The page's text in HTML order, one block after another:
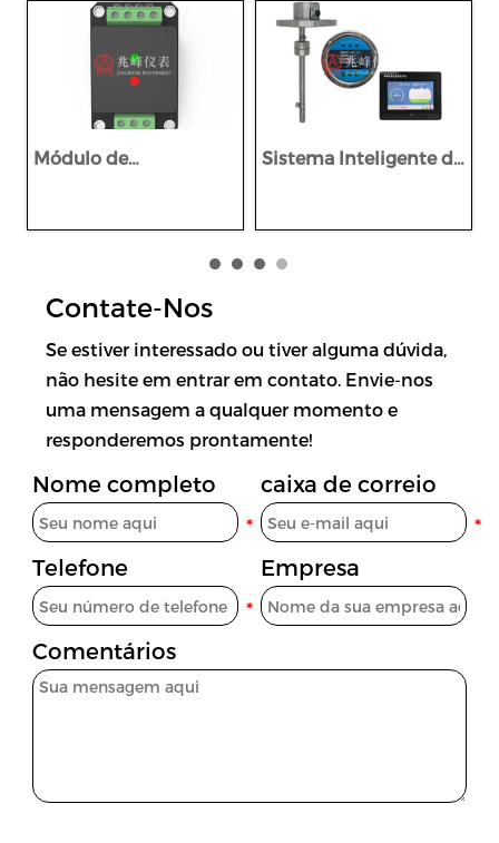
Módulo de
seguro da série BAM
Sistema Inteligente de
Prova de Explosão
Montado em Veículo
Contate-Nos
Se estiver interessado ou tiver alguma dúvida,
não hesite em entrar em contato. Envie-nos
uma mensagem a qualquer momento e
responderemos prontamente!
Nome completo caixa de correio
Telefone Empresa
Comentários